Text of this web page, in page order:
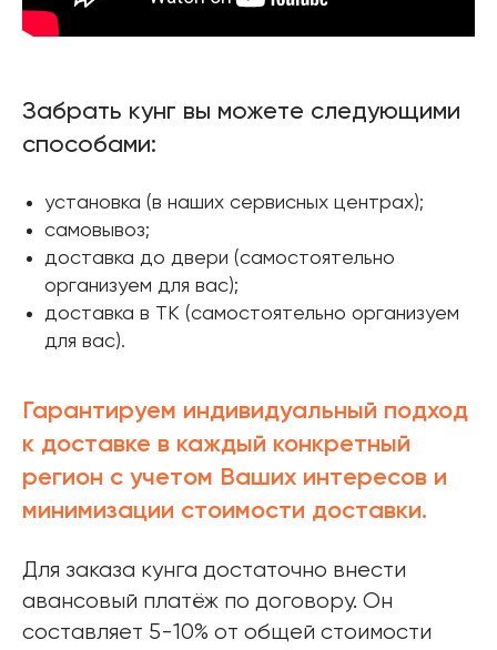
Забрать кунг вы можете следующими
способами:
установка (в наших сервисных центрах);
самовывоз;
доставка до двери (самостоятельно
организуем для вас);
доставка в ТК (самостоятельно организуем
для вас).
Гарантируем индивидуальный подход
к доставке в каждый конкретный
регион с учетом Ваших интересов и
минимизации стоимости доставки.
Для заказа кунга достаточно внести
авансовый платёж по договору. Он
составляет 5-10% от общей стоимости